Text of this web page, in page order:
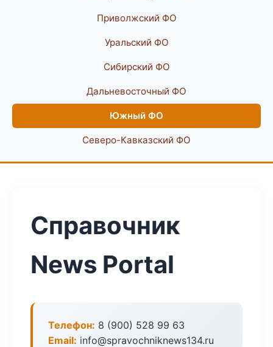
Приволжский ФО
Уральский ФО
Сибирский ФО
Дальневосточный ФО
Южный ФО
Северо-Кавказский ФО
Справочник
News Portal
Телефон: 8 (900) 528 99 63
Email: info@spravochniknews134.ru